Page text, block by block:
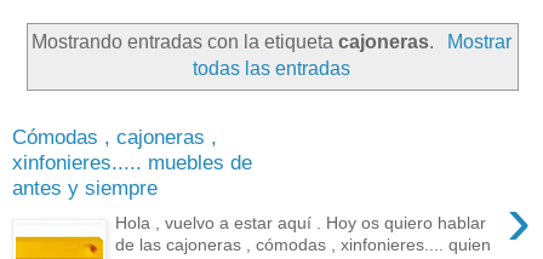
Mostrando entradas con la etiquetacajoneras.
Mostrar
todas las entradas
Cómodas , cajoneras ,
xinfonieres..... muebles de
antes y siempre
›
Hola , vuelvo a estar aquí . Hoy os quiero hablar
de las cajoneras , cómodas , xinfonieres.... quien